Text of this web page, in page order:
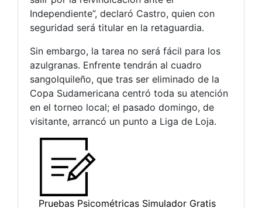
Independiente”, declaró Castro, quien con
seguridad será titular en la retaguardia.
Sin embargo, la tarea no será fácil para los
azulgranas. Enfrente tendrán al cuadro
sangolquileño, que tras ser eliminado de la
Copa Sudamericana centró toda su atención
en el torneo local; el pasado domingo, de
visitante, arrancó un punto a Liga de Loja.